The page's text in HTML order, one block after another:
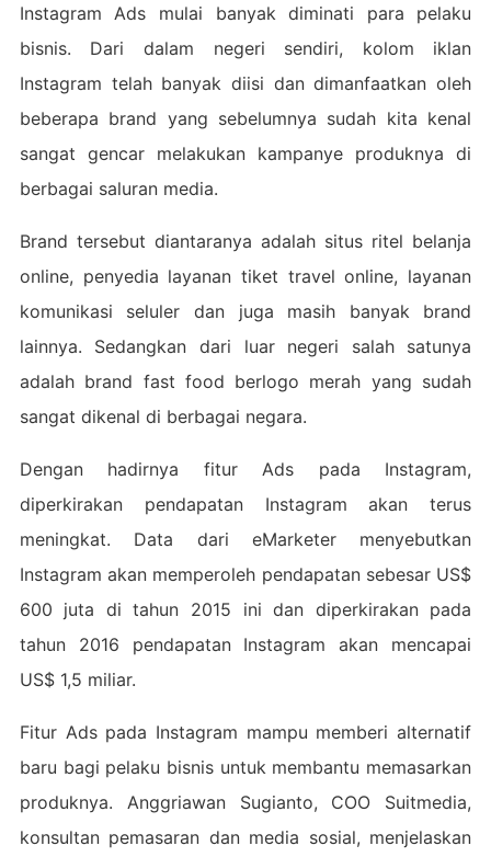
Instagram Ads mulai banyak diminati para pelaku
bisnis. Dari dalam negeri sendiri, kolom iklan
Instagram telah banyak diisi dan dimanfaatkan oleh
beberapa brand yang sebelumnya sudah kita kenal
sangat gencar melakukan kampanye produknya di
berbagai saluran media.
Brand tersebut diantaranya adalah situs ritel belanja
online, penyedia layanan tiket travel online, layanan
komunikasi seluler dan juga masih banyak brand
lainnya. Sedangkan dari luar negeri salah satunya
adalah brand fast food berlogo merah yang sudah
sangat dikenal di berbagai negara.
Dengan hadirnya fitur Ads pada Instagram,
diperkirakan pendapatan Instagram akan terus
meningkat. Data dari eMarketer menyebutkan
Instagram akan memperoleh pendapatan sebesar US$
600 juta di tahun 2015 ini dan diperkirakan pada
tahun 2016 pendapatan Instagram akan mencapai
US$ 1,5 miliar.
Fitur Ads pada Instagram mampu memberi alternatif
baru bagi pelaku bisnis untuk membantu memasarkan
produknya. Anggriawan Sugianto, COO Suitmedia,
konsultan pemasaran dan media sosial, menjelaskan